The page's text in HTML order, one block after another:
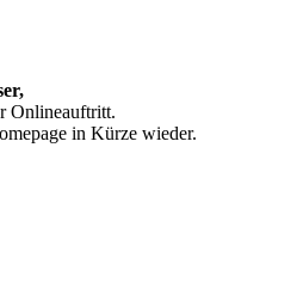
Onlineauftritt.
in Kürze wieder.